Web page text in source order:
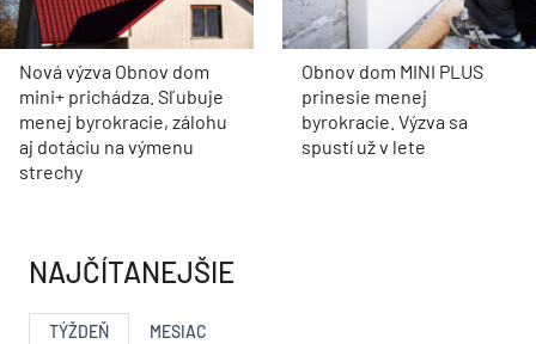
Nová výzva Obnov dom
mini+ prichádza. Sľubuje
menej byrokracie, zálohu
aj dotáciu na výmenu
strechy
Obnov dom MINI PLUS
prinesie menej
byrokracie. Výzva sa
spustí už v lete
NAJČÍTANEJŠIE
TÝŽDEŇ MESIAC